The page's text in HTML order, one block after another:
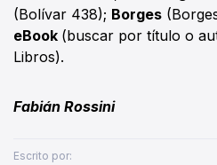
(Bolívar 438); Borges
eBook (buscar por título o
Libros).
Fabián Rossini
Escrito por: